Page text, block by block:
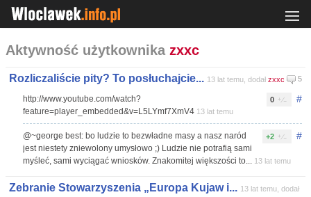
Aktywność użytkownika zxxc
Rozliczaliście pity? To posłuchajcie... 13 lat temu, dodał zxxc 5
#
0
http://www.youtube.com/watch?
feature=player_embedded&v=L5LYmf7XmV4 13 lat temu
#
+2
@~george best: bo ludzie to bezwładne masy a nasz naród
jest niestety zniewolony umysłowo ;) Ludzie nie potrafią sami
myśleć, sami wyciągać wniosków. Znakomitej większości to... 13 lat temu
Zebranie Stowarzyszenia „Europa Kujaw i... 13 lat temu, dodał